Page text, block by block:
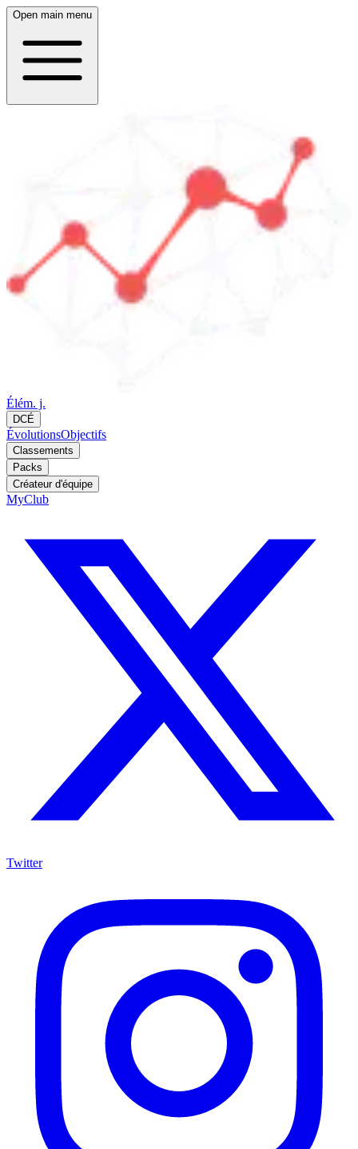
Open main menu
Élém. j.
DCÉ
ÉvolutionsObjectifs
Classements
Packs
Créateur d'équipe
MyClub
Twitter